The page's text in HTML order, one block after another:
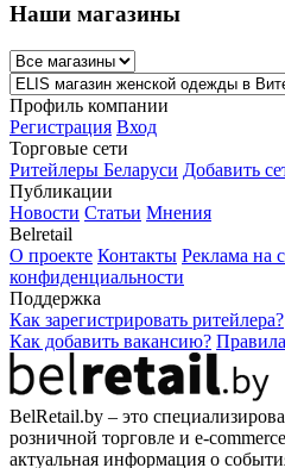
Наши магазины
Профиль компании
Регистрация Вход
Торговые сети
Ритейлеры Беларуси Добавить
Публикации
Новости Статьи Мнения
Belretail
О проекте Контакты Реклама на
конфиденциальности
Поддержка
Как зарегистрировать ритейлера?
Как добавить вакансию?
BelRetail.by – это
розничной торговле и e-
актуальная информация о